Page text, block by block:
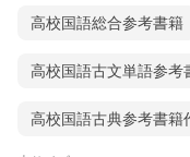
高校国語総合参考書籍
高校国語古文単語参考
高校国語古典参考書籍